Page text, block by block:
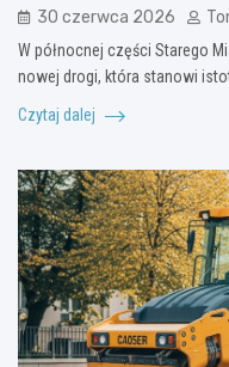
30 czerwca 2026
W północnej części Starego
nowej drogi, która stanowi
Czytaj dalej